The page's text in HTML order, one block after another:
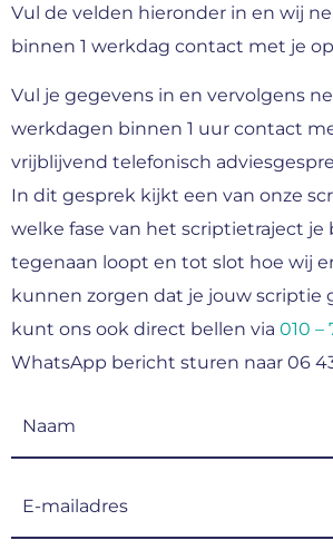
Vul de velden hieronder in en wij
binnen 1 werkdag contact met je
Vul je gegevens in en vervolgens
werkdagen binnen 1 uur contact
vrijblijvend telefonisch
In dit gesprek kijkt een van onze
welke fase van het scriptietraject je
tegenaan loopt en tot slot hoe wij
kunnen zorgen dat je jouw scriptie
kunt ons ook direct bellen via 010 –
WhatsApp bericht sturen naar 06 43